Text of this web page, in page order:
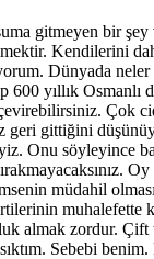
gitmeyen bir
Kendilerini
Dünyada neler
600 yıllık
Çok
gittiğini
Onu söyleyince
müdahil
muhalefette
almak zordur.
Sebebi